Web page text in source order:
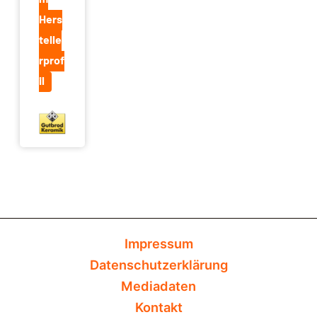
Hers
telle
rprof
il
Impressum
Datenschutzerklärung
Mediadaten
Kontakt